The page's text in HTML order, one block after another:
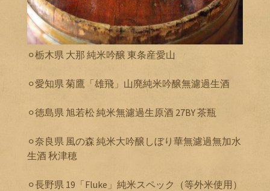
⚪︎栃木県 大那 純米吟醸 東条産愛山
⚪︎愛知県 菊鷹「雄飛」山廃純米吟醸無濾過生酒
⚪︎徳島県 旭若松 純米無濾過生原酒 27BY 茶瓶
⚪︎奈良県 風の森 純米大吟醸しぼり華無濾過無加水
生酒 秋津穂
⚪︎長野県 19「Fluke」純米スペック（等外米使用）